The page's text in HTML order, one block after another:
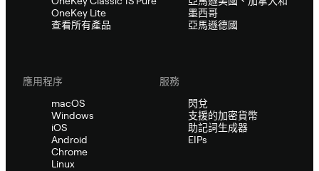
OneKey Lite
查看所有產品
墨西哥
亞馬遜德國
應用程序
macOS
Windows
iOS
Android
Chrome
Linux
服務
閃兌
支援的加密貨幣
助記詞生成器
EIPs